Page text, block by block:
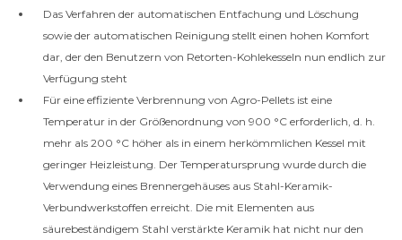
Das Verfahren der automatischen Entfachung und Löschung
sowie der automatischen Reinigung stellt einen hohen Komfort
dar, der den Benutzern von Retorten-Kohlekesseln nun endlich zur
Verfügung steht
Für eine effiziente Verbrennung von Agro-Pellets ist eine
Temperatur in der Größenordnung von 900 °C erforderlich, d. h.
mehr als 200 °C höher als in einem herkömmlichen Kessel mit
geringer Heizleistung. Der Temperatursprung wurde durch die
Verwendung eines Brennergehäuses aus Stahl-Keramik-
Verbundwerkstoffen erreicht. Die mit Elementen aus
säurebeständigem Stahl verstärkte Keramik hat nicht nur den